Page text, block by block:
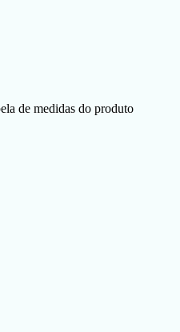
de medidas do produto